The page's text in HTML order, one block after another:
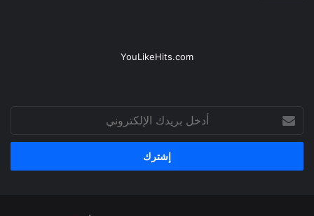
YouLikeHits.com
بريدك
الإلكتروني